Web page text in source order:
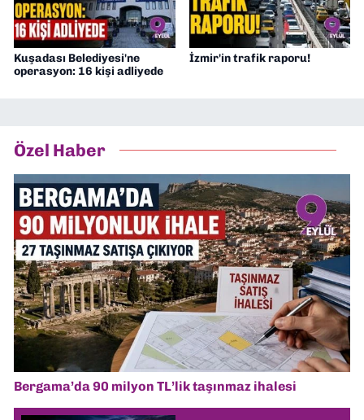
Kuşadası Belediyesi'ne
operasyon: 16 kişi adliyede
İzmir'in trafik raporu!
Özel Haber
Bergama’da 90 milyon TL’lik taşınmaz ihalesi